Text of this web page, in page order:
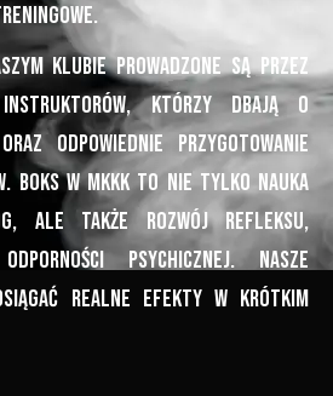
klubie prowadzone są przez
instruktorów, którzy dbają o
odpowiednie przygotowanie
Boks w MKKK to nie tylko nauka
ale także rozwój refleksu,
psychicznej. Nasze
realne efekty w krótkim